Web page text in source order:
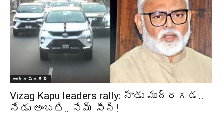
ఆంధ్రప్రదేశ్‌
Vizag Kapu leaders rally: నాడు ముద్రగడ..
నేడు అంబటి.. సేమ్ సీన్!